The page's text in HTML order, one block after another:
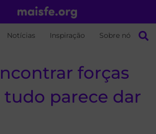
Notícias Inspiração Sobre nós
forças
parece dar